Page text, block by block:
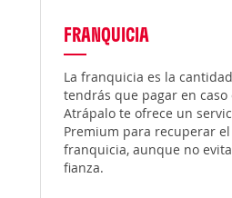
FRANQUICIA
La franquicia es la
tendrás que pagar en caso
Atrápalo te ofrece un
Premium para recuperar
franquicia, aunque no
fianza.